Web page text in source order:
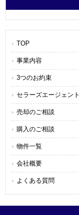
TOP
事業内容
3つのお約束
セラーズエージェン
売却のご相談
購入のご相談
物件一覧
会社概要
よくある質問